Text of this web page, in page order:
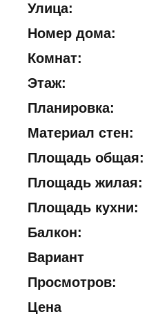
Улица:
Номер дома:
Комнат:
Этаж:
Планировка:
Материал стен:
Площадь общая:
Площадь жилая:
Площадь кухни:
Балкон:
Вариант
Просмотров:
Цена